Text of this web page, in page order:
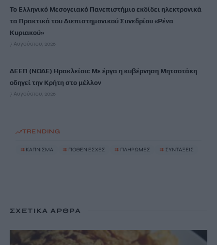
Το Ελληνικό Μεσογειακό Πανεπιστήμιο εκδίδει ηλεκτρονικά
τα Πρακτικά του Διεπιστημονικού Συνεδρίου «Ρένα
Κυριακού»
7 Αυγούστου, 2026
ΔΕΕΠ (ΝΟΔΕ) Ηρακλείου: Με έργα η κυβέρνηση Μητσοτάκη
οδηγεί την Κρήτη στο μέλλον
7 Αυγούστου, 2026
TRENDING
# ΚΑΠΝΙΣΜΑ # ΠΟΘΕΝ ΕΣΧΕΣ # ΠΛΗΡΩΜΕΣ # ΣΥΝΤΑΞΕΙΣ
ΣΧΕΤΙΚΆ ΆΡΘΡΑ